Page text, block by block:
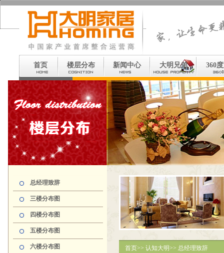
首页 楼层分布 新闻中心 大明兄弟 360
总经理致辞
三楼分布图
四楼分布图
五楼分布图
六楼分布图 首页>> 认知大明>> 总经理致辞